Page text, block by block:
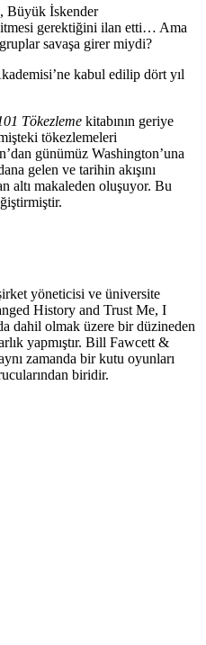
Büyük İskender
gerektiğini ilan etti… Ama
savaşa girer miydi?
kabul edilip dört yıl
Tökezleme kitabının geriye
tökezlemeleri
günümüz Washington’una
gelen ve tarihin akışını
altı makaleden oluşuyor. Bu
yöneticisi ve üniversite
History and Trust Me, I
dahil olmak üzere bir düzineden
yapmıştır. Bill Fawcett &
zamanda bir kutu oyunları
biridir.